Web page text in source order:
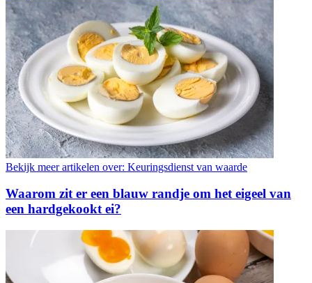
Bekijk meer artikelen over: Keuringsdienst van waarde
Waarom zit er een blauw randje om het eigeel van
een hardgekookt ei?